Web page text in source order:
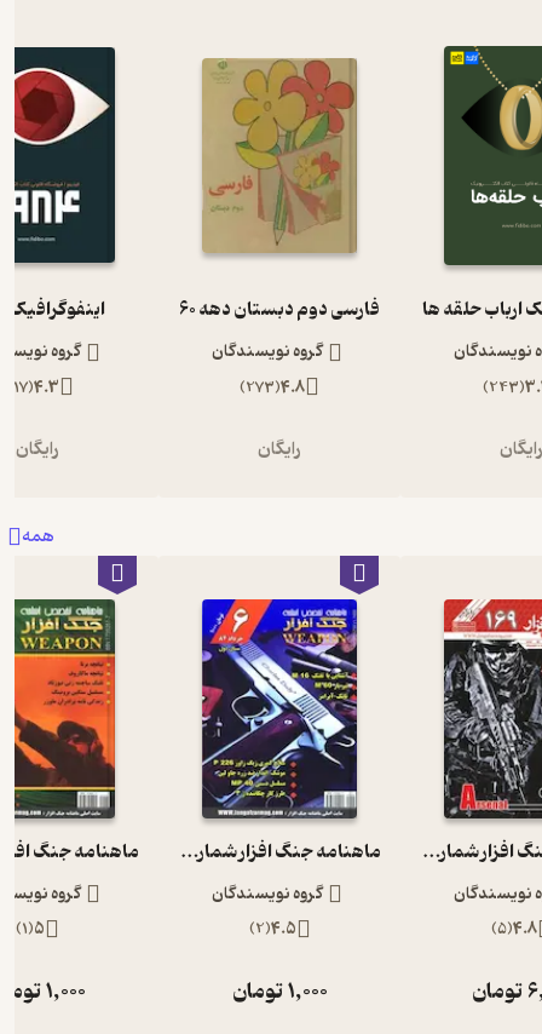
ارباب حلقه ها
نویسندگان
(
243
)
رایگان
فارسی دوم دبستان دهه 60
گروه نویسندگان
4.8
(
273
)
رایگان
اینفوگرافیک 1984
گروه
4.3
(
117
رایگان
همه
ماهنامه جنگ افزار شماره 169
نویسندگان
4.8
(
5
)
تومان
ماهنامه جنگ افزار شماره 6
گروه نویسندگان
4.5
(
2
)
1,000تومان
گروه
5
(
1
)
1,000